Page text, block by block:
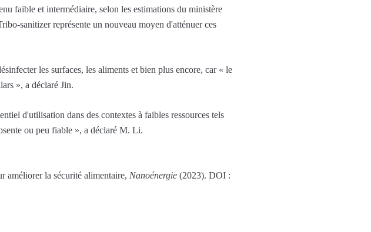
faible et intermédiaire, selon les estimations du ministère
sanitizer représente un nouveau moyen d'atténuer ces
les surfaces, les aliments et bien plus encore, car « le
», a déclaré Jin.
d'utilisation dans des contextes à faibles ressources tels
ou peu fiable », a déclaré M. Li.
améliorer la sécurité alimentaire, Nanoénergie (2023). DOI :